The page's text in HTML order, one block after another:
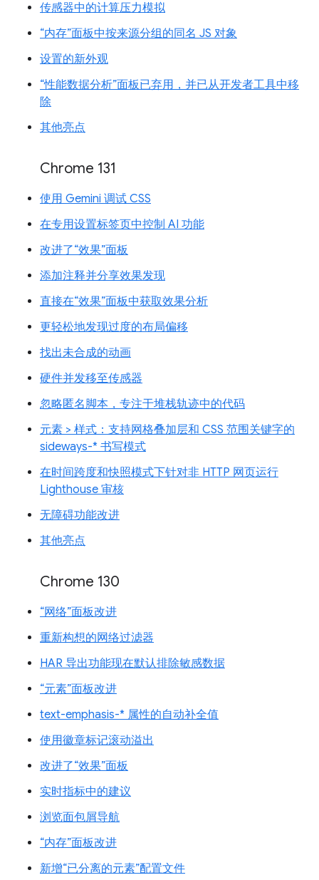
传感器中的计算压力模拟
“内存”面板中按来源分组的同名 JS 对象
设置的新外观
“性能数据分析”面板已弃用，并已从开发者工具中移
除
其他亮点
Chrome 131
使用 Gemini 调试 CSS
在专用设置标签页中控制 AI 功能
改进了“效果”面板
添加注释并分享效果发现
直接在“效果”面板中获取效果分析
更轻松地发现过度的布局偏移
找出未合成的动画
硬件并发移至传感器
忽略匿名脚本，专注于堆栈轨迹中的代码
元素 > 样式：支持网格叠加层和 CSS 范围关键字的
sideways-* 书写模式
在时间跨度和快照模式下针对非 HTTP 网页运行
Lighthouse 审核
无障碍功能改进
其他亮点
Chrome 130
“网络”面板改进
重新构想的网络过滤器
HAR 导出功能现在默认排除敏感数据
“元素”面板改进
text-emphasis-* 属性的自动补全值
使用徽章标记滚动溢出
改进了“效果”面板
实时指标中的建议
浏览面包屑导航
“内存”面板改进
新增“已分离的元素”配置文件